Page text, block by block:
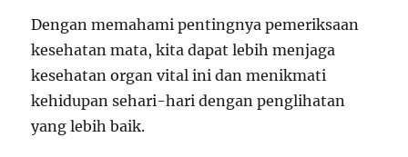
Dengan memahami pentingnya pemeriksaan
kesehatan mata, kita dapat lebih menjaga
kesehatan organ vital ini dan menikmati
kehidupan sehari-hari dengan penglihatan
yang lebih baik.